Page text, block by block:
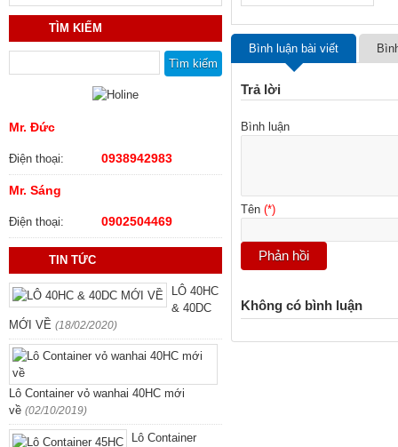
TÌM KIẾM
Mr. Đức
Điện thoại: 0938942983
Mr. Sáng
Điện thoại: 0902504469
TIN TỨC
LÔ 40HC
& 40DC
MỚI VỀ (18/02/2020)
Lô Container vỏ wanhai 40HC mới
về (02/10/2019)
Lô Container
Bình luận bài viết
Trả lời
Bình luận
Tên (*)
Không có bình luận